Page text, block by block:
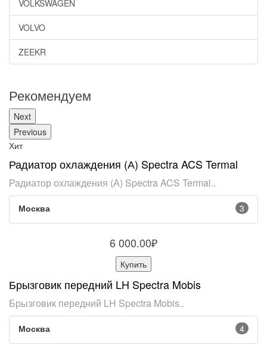
VOLKSWAGEN
VOLVO
ZEEKR
Рекомендуем
Next
Previous
Хит
Радиатор охлаждения (А) Spectra ACS Termal
Радиатор охлаждения (А) Spectra ACS Termal..
Москва 3
6 000.00₽
Купить
Брызговик передний LH Spectra Mobis
Брызговик передний LH Spectra Mobis..
Москва 4